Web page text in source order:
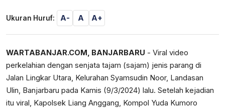
Ukuran Huruf: A- A A+
WARTABANJAR.COM, BANJARBARU - Viral video
perkelahian dengan senjata tajam (sajam) jenis parang di
Jalan Lingkar Utara, Kelurahan Syamsudin Noor, Landasan
Ulin, Banjarbaru pada Kamis (9/3/2024) lalu. Setelah kejadian
itu viral, Kapolsek Liang Anggang, Kompol Yuda Kumoro